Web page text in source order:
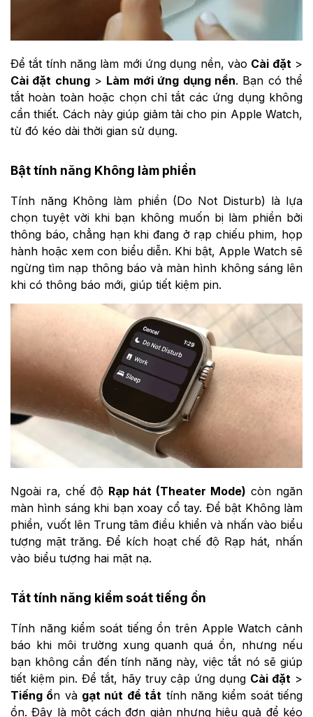
Để tắt tính năng làm mới ứng dụng nền, vào Cài đặt >
Cài đặt chung> Làm mới ứng dụng nền. Bạn có thể
tắt hoàn toàn hoặc chọn chỉ tắt các ứng dụng không
cần thiết. Cách này giúp giảm tải cho pin Apple Watch,
từ đó kéo dài thời gian sử dụng.
Bật tính năng Không làm phiền
Tính năng Không làm phiền (Do Not Disturb) là lựa
chọn tuyệt vời khi bạn không muốn bị làm phiền bởi
thông báo, chẳng hạn khi đang ở rạp chiếu phim, họp
hành hoặc xem con biểu diễn. Khi bật, Apple Watch sẽ
ngừng tìm nạp thông báo và màn hình không sáng lên
khi có thông báo mới, giúp tiết kiệm pin.
Ngoài ra, chế độ Rạp hát (Theater Mode) còn ngăn
màn hình sáng khi bạn xoay cổ tay. Để bật Không làm
phiền, vuốt lên Trung tâm điều khiển và nhấn vào biểu
tượng mặt trăng. Để kích hoạt chế độ Rạp hát, nhấn
vào biểu tượng hai mặt nạ.
Tắt tính năng kiểm soát tiếng ồn
Tính năng kiểm soát tiếng ồn trên Apple Watch cảnh
báo khi môi trường xung quanh quá ồn, nhưng nếu
bạn không cần đến tính năng này, việc tắt nó sẽ giúp
tiết kiệm pin. Để tắt, hãy truy cập ứng dụng Cài đặt >
Tiếng ồn và gạt nút để tắt tính năng kiểm soát tiếng
ồn. Đây là một cách đơn giản nhưng hiệu quả để kéo